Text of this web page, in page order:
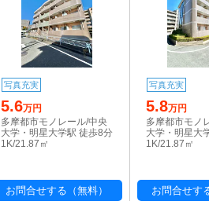
写真充実
5.6万円
多摩都市モノレール/中央
大学・明星大学駅 徒歩8分
1K/21.87㎡
お問合せする（無料）
写真充実
5.8万円
多摩都市モノ
大学・明星大
1K/21.87㎡
お問合せす